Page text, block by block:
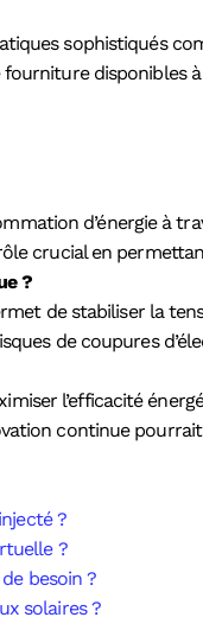
sophistiqués
disponibles
d’énergie à
crucial en
?
de stabiliser la
de coupures
l’efficacité
continue
?
?
besoin ?
solaires ?